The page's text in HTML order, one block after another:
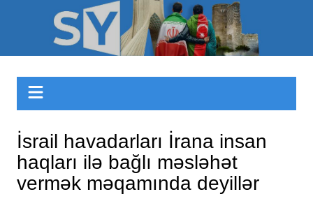
Sizinyol.org
İsrail havadarları İrana insan
haqları ilə bağlı məsləhət
vermək məqamında deyillər